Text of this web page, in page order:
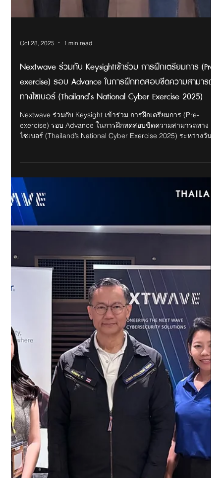
Cybersecurity ชั้นนำของโลก ที่ได้รับการยกย่องว่ามีศักยภาพ
เติบโตสู่มูลค่ากว่า พันล้านดอลลาร์ ในอนาคตอันใกล้ Nextwave
เนื่อง ที่มา: https://cyberdefenseawards.com/the-black-
Website: www.